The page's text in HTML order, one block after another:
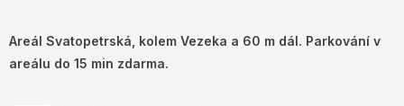
Areál Svatopetrská, kolem Vezeka a 60 m dál. Parkování v
areálu do 15 min zdarma.